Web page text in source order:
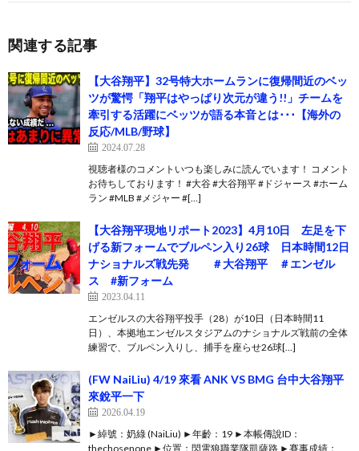
関連する記事
【大谷翔平】32号特大ホームランに復帰間近のベッ
ツが驚愕「翔平はやっぱり次元が違う!!」チームを
牽引する活躍にベッツが語る本音とは･･･【海外の
反応/MLB/野球】
2024.07.28
視聴者様のコメントいつも楽しみに読んでいます！ コメント
お待ちしております！ #大谷 #大谷翔平 #ドジャース #ホーム
ラン #MLB #メジャー #[…]
【大谷翔平現地リポート2023】4月10日 左足を下
げる新フォームでブルペン入り26球 日本時間12日
ナショナルズ戦先発 ＃大谷翔平 ＃エンゼル
ス #新フォーム
2023.04.11
エンゼルスの大谷翔平投手（28）が10日（日本時間11
日）、本拠地エンゼルスタジアムのナショナルズ戦前の全体
練習で、ブルペン入りし、捕手を座らせ26球[…]
(FW NaiLiu) 4/19 來看 ANK VS BMG 台中大谷翔平
來銳平一下
2026.04.19
►綽號：奶綠 (NaiLiu) ►年齡：19 ►本帳傳說ID：
thechosenone ►位置：閃電狼職業隊凱薩路 ►賽事成績：